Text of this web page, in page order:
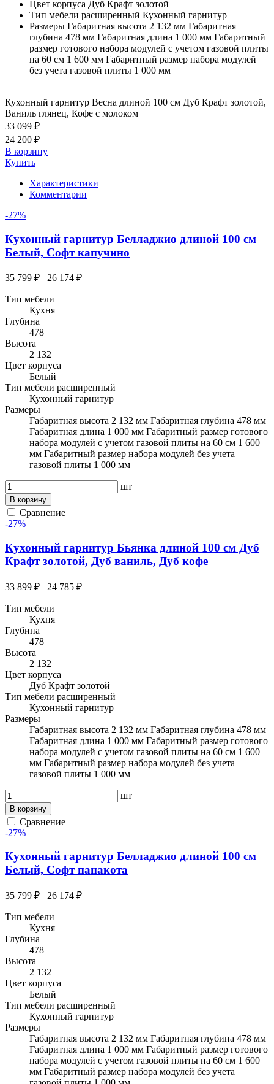
Цвет корпуса Дуб Крафт золотой
Тип мебели расширенный Кухонный гарнитур
Размеры Габаритная высота 2 132 мм Габаритная
глубина 478 мм Габаритная длина 1 000 мм Габаритный
размер готового набора модулей с учетом газовой плиты
на 60 см 1 600 мм Габаритный размер набора модулей
без учета газовой плиты 1 000 мм
Кухонный гарнитур Весна длиной 100 см Дуб Крафт золотой,
Ваниль глянец, Кофе с молоком
33 099 ₽
24 200 ₽
В корзину
Купить
Характеристики
Комментарии
-27%
Кухонный гарнитур Белладжио длиной 100 см
Белый, Софт капучино
35 799 ₽ 26 174 ₽
Тип мебели
Кухня
Глубина
478
Высота
2 132
Цвет корпуса
Белый
Тип мебели расширенный
Кухонный гарнитур
Размеры
Габаритная высота 2 132 мм Габаритная глубина 478 мм
Габаритная длина 1 000 мм Габаритный размер готового
набора модулей с учетом газовой плиты на 60 см 1 600
мм Габаритный размер набора модулей без учета
газовой плиты 1 000 мм
шт
В корзину
Сравнение
-27%
Кухонный гарнитур Бьянка длиной 100 см Дуб
Крафт золотой, Дуб ваниль, Дуб кофе
33 899 ₽ 24 785 ₽
Тип мебели
Кухня
Глубина
478
Высота
2 132
Цвет корпуса
Дуб Крафт золотой
Тип мебели расширенный
Кухонный гарнитур
Размеры
Габаритная высота 2 132 мм Габаритная глубина 478 мм
Габаритная длина 1 000 мм Габаритный размер готового
набора модулей с учетом газовой плиты на 60 см 1 600
мм Габаритный размер набора модулей без учета
газовой плиты 1 000 мм
шт
В корзину
Сравнение
-27%
Кухонный гарнитур Белладжио длиной 100 см
Белый, Софт панакота
35 799 ₽ 26 174 ₽
Тип мебели
Кухня
Глубина
478
Высота
2 132
Цвет корпуса
Белый
Тип мебели расширенный
Кухонный гарнитур
Размеры
Габаритная высота 2 132 мм Габаритная глубина 478 мм
Габаритная длина 1 000 мм Габаритный размер готового
набора модулей с учетом газовой плиты на 60 см 1 600
мм Габаритный размер набора модулей без учета